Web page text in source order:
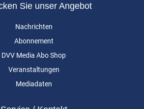
Sie unser Angebot
Nachrichten
Abonnement
DVV Media Abo Shop
Veranstaltungen
Mediadaten